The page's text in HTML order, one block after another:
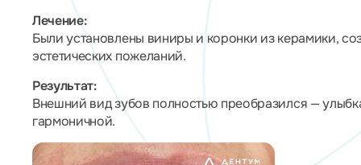
Лечение:
Были установлены виниры и коронки из керамики,
эстетических пожеланий.
Результат:
Внешний вид зубов полностью преобразился —
гармоничной.